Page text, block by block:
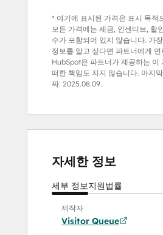
* 여기에 표시된 가격은 표시 목적
모든 가격에는 세금, 인센티브, 할
수가 포함되어 있지 않습니다. 가
정보를 알고 싶다면 파트너에게
HubSpot은 파트너가 제공하는 이
떠한 책임도 지지 않습니다. 마지
짜: 2025.08.09.
자세한 정보
세부 정보지원법률
제작자
Visitor Queue